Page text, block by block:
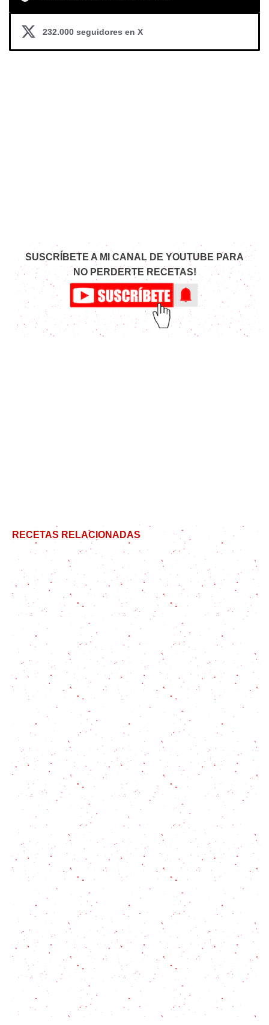
232.000 seguidores en X
SUSCRÍBETE A MI CANAL DE YOUTUBE PARA
NO PERDERTE RECETAS!
RECETAS RELACIONADAS
Vamos a hacer la leche asada casera más fácil y
rica
Postre de maracuyá: sin horno y con 10 consejos
para que salga perfecto
Torta de piña: 8 secretos para preparar un pastel
tropical al revés
El delicioso desafío del chocoflan o torta imposible
Paparajote: Un manjar dulce con hojas de limonero
El secreto del flan napolitano, postre icónico con
un origen sorprendente